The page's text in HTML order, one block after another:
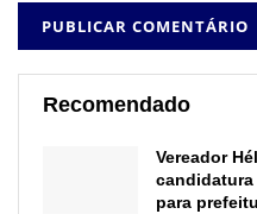
Recomendado
Vereador
para